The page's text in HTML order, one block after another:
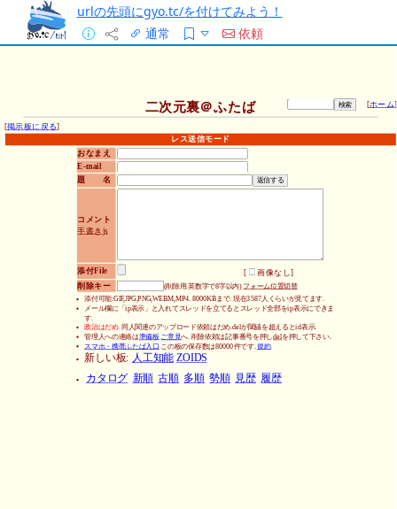
urlの先頭にgyo.tc/を付けてみよう！
通常
依頼